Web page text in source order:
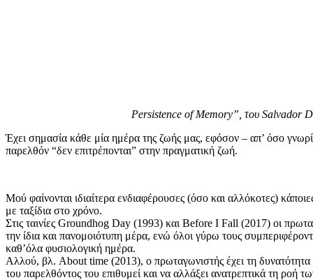
Persistence of Memory”, του Salvador
Έχει σημασία κάθε μία ημέρα της ζωής μας, εφόσον – απ’ όσο
παρελθόν “δεν επιτρέπονται” στην πραγματική ζωή.
Μού φαίνονται ιδιαίτερα ενδιαφέρουσες (όσο και αλλόκοτες)
με ταξίδια στο χρόνο.
Στις ταινίες Groundhog Day (1993) και Before I Fall (2017) οι
την ίδια και πανομοιότυπη μέρα, ενώ όλοι γύρω τους
καθ’όλα φυσιολογική ημέρα.
Αλλού, βλ. About time (2013), ο πρωταγωνιστής έχει τη δυνατότητα
του παρελθόντος του επιθυμεί και να αλλάξει ανατρεπτικά τη ροή